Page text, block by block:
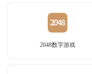
2048数字游戏